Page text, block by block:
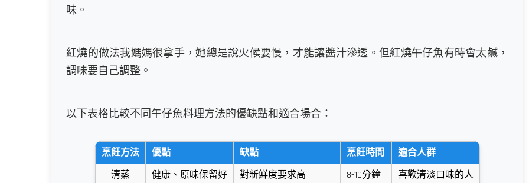
味。
紅燒的做法我媽媽很拿手，她總是說火候要慢，才能讓醬汁滲透。但紅燒午仔魚有時會太鹹，
調味要自己調整。
以下表格比較不同午仔魚料理方法的優缺點和適合場合：
烹飪方法 優點 缺點 烹飪時間
適合人群
清蒸
健康、原味保留好 對新鮮度要求高 8-10分鐘 喜歡清淡口味的人